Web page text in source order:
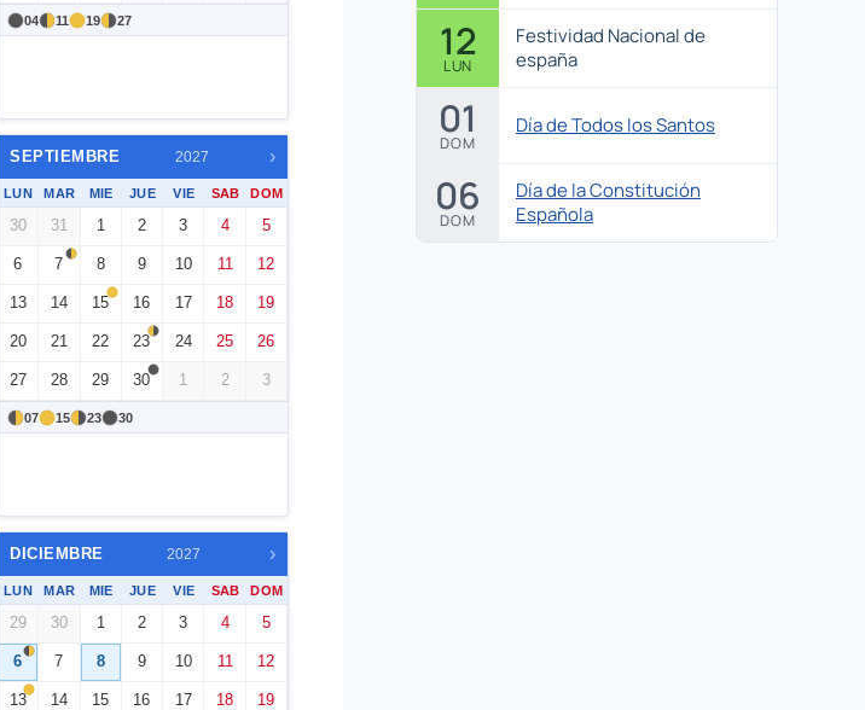
04 11 19 27
SEPTIEMBRE 2027 ›
LUN MAR MIE JUE VIE SAB DOM
30 31 1 2 3 4 5
6 7 8 9 10 11 12
13 14 15 16 17 18 19
20 21 22 23 24 25 26
27 28 29 30 1 2 3
07 15 23 30
DICIEMBRE 2027 ›
LUN MAR MIE JUE VIE SAB DOM
29 30 1 2 3 4 5
6 7 8 9 10 11 12
13 14 15 16 17 18 19
12
LUN
Festividad Nacional de
españa
01
DOM
Día de Todos los Santos
06
DOM
Día de la Constitución
Española